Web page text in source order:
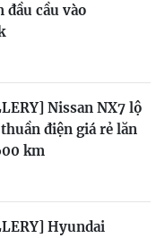
đầu cầu vào
Nissan NX7 lộ
điện giá rẻ lăn
km
Hyundai